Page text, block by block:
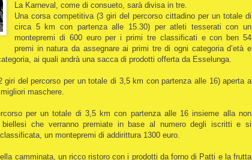
La Karneval, come di consueto, sarà divisa in tre.
Una corsa competitiva (3 giri del percorso cittadino per un totale di
circa 5 km con partenza alle 15.30) per atleti tesserati con un
montepremi di 600 euro per i primi tre classificati e con ben 54
premi in natura da assegnare ai primi tre di ogni categoria d’età e
ai quali andrà una sacca di prodotti offerta da Esselunga.
giri del percorso per un totale di 3,5 km con partenza alle 16) aperta a
maschere.
per un totale di 3,5 km con partenza alle 16 insieme alla non
che verranno premiate in base al numero degli iscritti e si
un montepremi di addirittura 1300 euro.
camminata, un ricco ristoro con i prodotti da forno di Patti e la frutta